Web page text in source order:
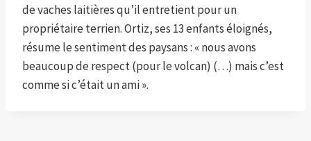
de vaches laitières qu’il entretient pour un
propriétaire terrien. Ortiz, ses 13 enfants éloignés,
résume le sentiment des paysans : « nous avons
beaucoup de respect (pour le volcan) (…) mais c’est
comme si c’était un ami ».